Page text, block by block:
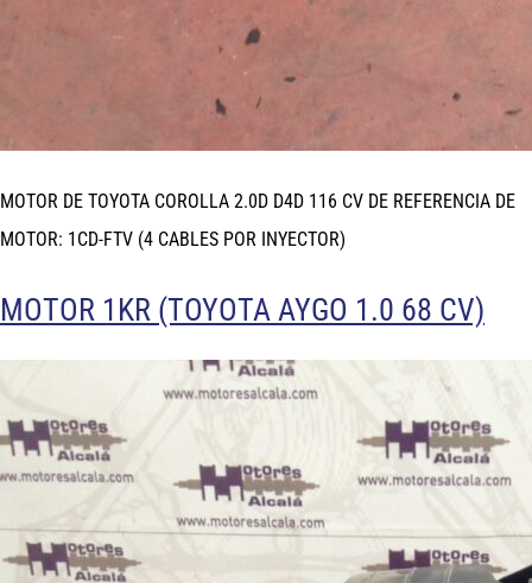
MOTOR DE TOYOTA COROLLA 2.0D D4D 116 CV DE REFERENCIA DE
MOTOR: 1CD-FTV (4 CABLES POR INYECTOR)
MOTOR 1KR (TOYOTA AYGO 1.0 68 CV)